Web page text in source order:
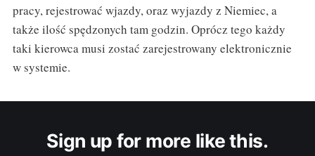
pracy, rejestrować wjazdy, oraz wyjazdy z Niemiec, a
także ilość spędzonych tam godzin. Oprócz tego każdy
taki kierowca musi zostać zarejestrowany elektronicznie
w systemie.
Sign up for more like this.